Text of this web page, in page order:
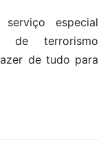
especial
de terrorismo
de tudo para